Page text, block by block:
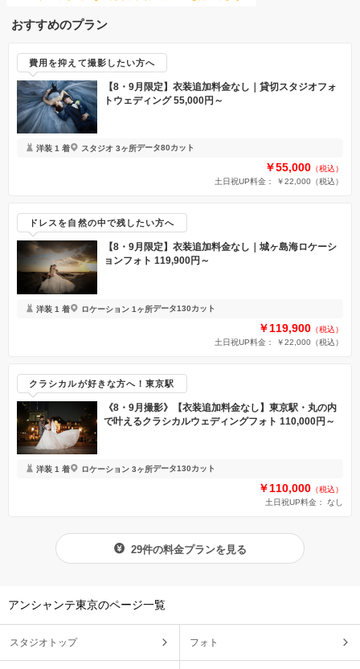
おすすめのプラン
費用を抑えて撮影したい方へ
【8・9月限定】衣装追加料金なし｜貸切スタジオフォ
トウェディング 55,000円～
洋装 1 着 スタジオ 3ヶ所データ80カット
￥55,000 （税込）
土日祝UP料金： ￥22,000 （税込）
ドレスを自然の中で残したい方へ
【8・9月限定】衣装追加料金なし｜城ヶ島海ロケーシ
ョンフォト 119,900円～
洋装 1 着 ロケーション 1ヶ所データ130カット
￥119,900 （税込）
土日祝UP料金： ￥22,000 （税込）
クラシカルが好きな方へ！東京駅
《8・9月撮影》【衣装追加料金なし】東京駅・丸の内
で叶えるクラシカルウェディングフォト 110,000円～
洋装 1 着 ロケーション 3ヶ所データ130カット
￥110,000 （税込）
土日祝UP料金： なし
29件の料金プランを見る
アンシャンテ東京のページ一覧
スタジオトップ フォト